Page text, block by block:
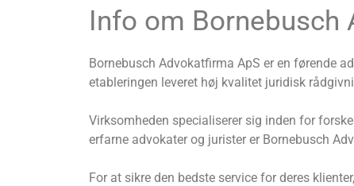
Info om Bornebusch
Bornebusch Advokatfirma ApS er en førende
etableringen leveret høj kvalitet juridisk
Virksomheden specialiserer sig inden for
erfarne advokater og jurister er Bornebusch
For at sikre den bedste service for deres